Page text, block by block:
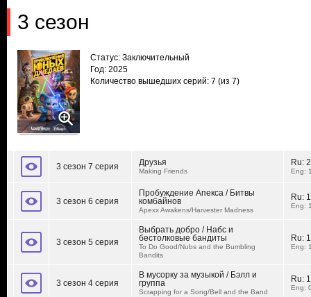
3 сезон
Статус: Заключительный
Год: 2025
Количество вышедших серий: 7 (из 7)
3 сезон 7 серия Друзья
Making Friends
Ru:
Eng:
3 сезон 6 серия
Пробуждение Апекса / Битвы
комбайнов
Apexx Awakens/Harvester Madness
Ru:
Eng:
3 сезон 5 серия
Выбрать добро / Набс и
бестолковые бандиты
To Do Good/Nubs and the Bumbling
Bandits
Ru:
Eng:
3 сезон 4 серия
В мусорку за музыкой / Бэлл и
группа
Scrapping for a Song/Bell and the Band
Ru:
Eng: